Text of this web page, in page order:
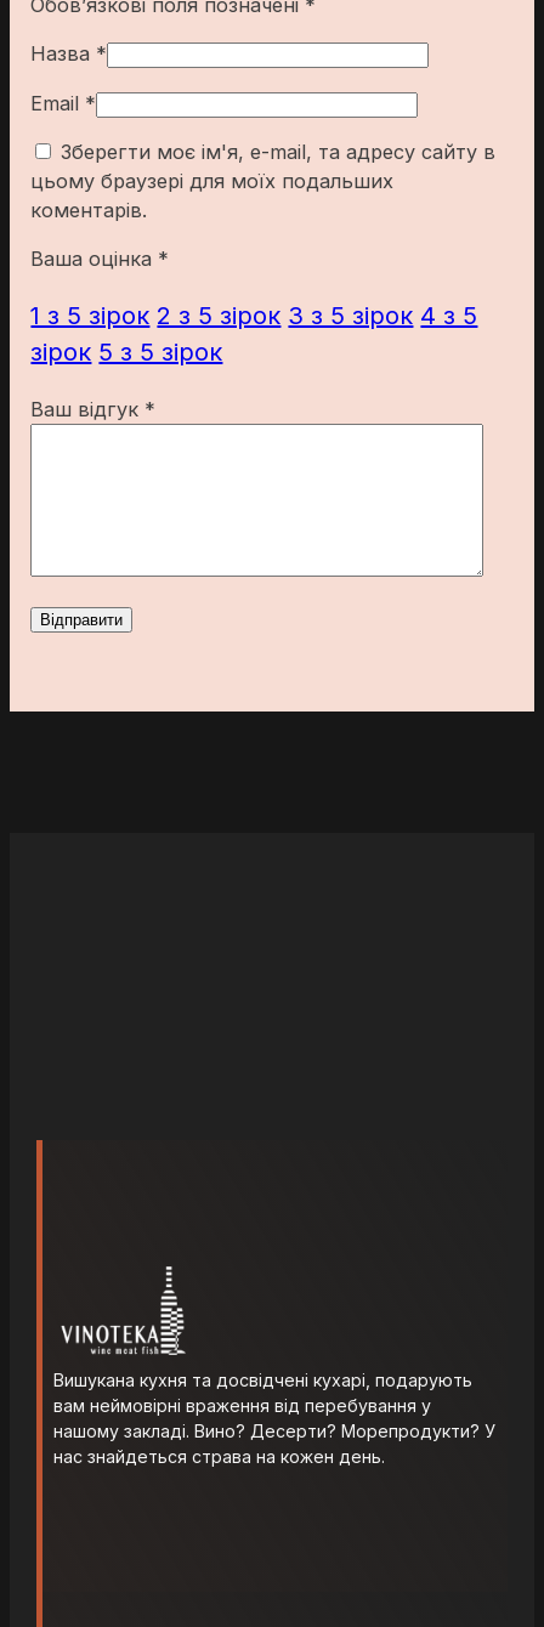
Обов’язкові поля позначені *
Назва *
Email *
Зберегти моє ім'я, e-mail, та адресу сайту в
цьому браузері для моїх подальших
коментарів.
Ваша оцінка *
1 з 5 зірок 2 з 5 зірок 3 з 5 зірок 4 з 5
зірок 5 з 5 зірок
Ваш відгук *
Вишукана кухня та досвідчені кухарі, подарують
вам неймовірні враження від перебування у
нашому закладі. Вино? Десерти? Морепродукти? У
нас знайдеться страва на кожен день.